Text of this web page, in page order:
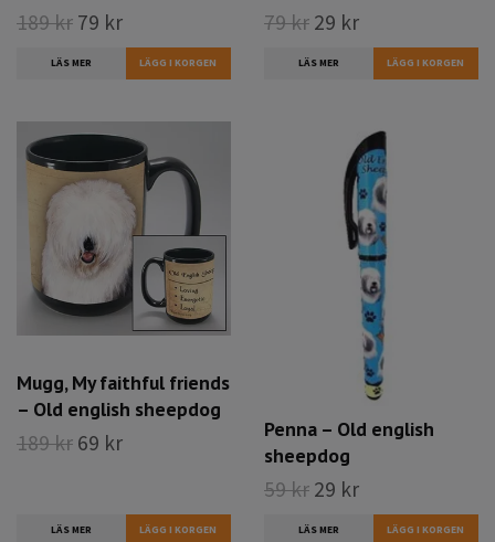
189 kr 79 kr
LÄS MER
79 kr 29 kr
LÄS MER
Mugg, My faithful friends
– Old english sheepdog
189 kr 69 kr
LÄS MER
Penna – Old english
sheepdog
59 kr 29 kr
LÄS MER